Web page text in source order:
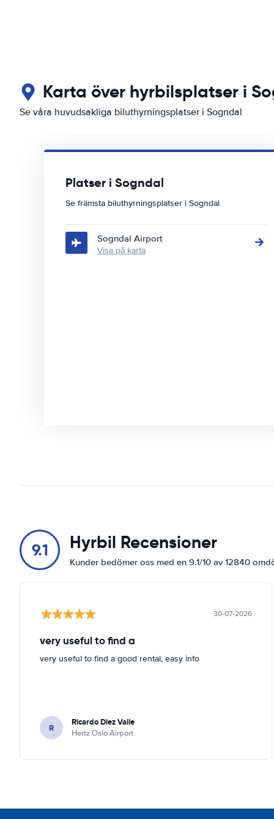
Karta över hyrbilsplatser i
Se våra huvudsakliga biluthyrningsplatser i Sogndal
Platser i Sogndal
Se främsta biluthyrningsplatser i Sogndal
Sogndal Airport
Visa på karta
9.1 Hyrbil Recensioner
Kunder bedömer oss med en 9.1/10 av 12840
30-07-2026
very useful to find a
very useful to find a good rental, easy info
R Ricardo Diez Valle
Hertz Oslo Airport